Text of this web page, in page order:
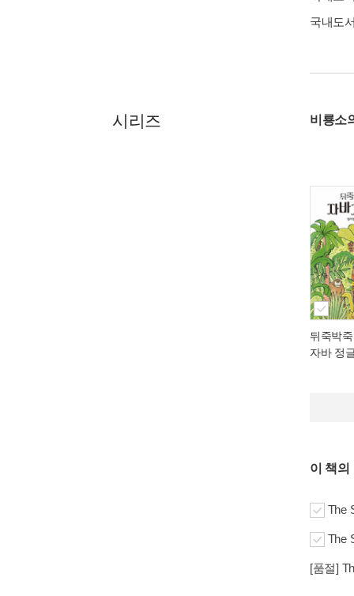
국내도
시리즈 비룡소
뒤죽박
자바 정
이 책의
The
The
[품절]